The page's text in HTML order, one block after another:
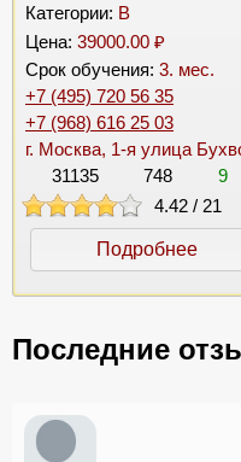
Категории: B
Цена: 39000.00 ₽
Срок обучения: 3. мес.
+7 (495) 720 56 35
+7 (968) 616 25 03
г. Москва, 1-я улица
31135
748 9
4.42 / 21
Подробнее
Последние